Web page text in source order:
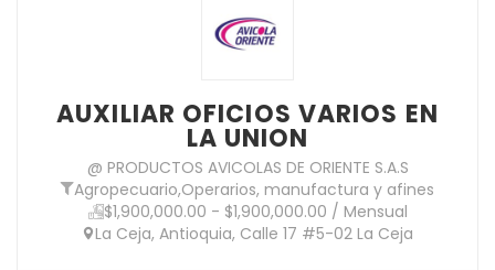
AUXILIAR OFICIOS VARIOS EN
LA UNION
@ PRODUCTOS AVICOLAS DE ORIENTE S.A.S
Agropecuario,Operarios, manufactura y afines
$1,900,000.00 - $1,900,000.00 / Mensual
La Ceja, Antioquia, Calle 17 #5-02 La Ceja